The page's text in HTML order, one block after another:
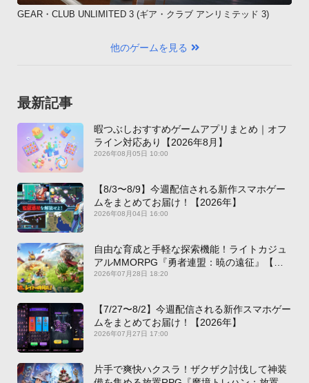
GEAR・CLUB UNLIMITED 3 (ギア・クラブ アンリミテッド 3)
他のゲームを見る
最新記事
暇つぶしおすすめゲームアプリまとめ｜オフ
ライン対応あり【2026年8月】
2026年08月05日 10:00
【8/3〜8/9】今週配信される新作スマホゲー
ムをまとめてお届け！【2026年】
2026年08月04日 16:00
自由な育成と手軽な探索機能！ライトカジュ
アルMMORPG『勇者連盟：暁の遠征』【最
新作PICKUP】
2026年07月28日 18:20
【7/27〜8/2】今週配信される新作スマホゲー
ムをまとめてお届け！【2026年】
2026年07月27日 17:00
片手で爽快ハクスラ！ザクザク討伐して神装